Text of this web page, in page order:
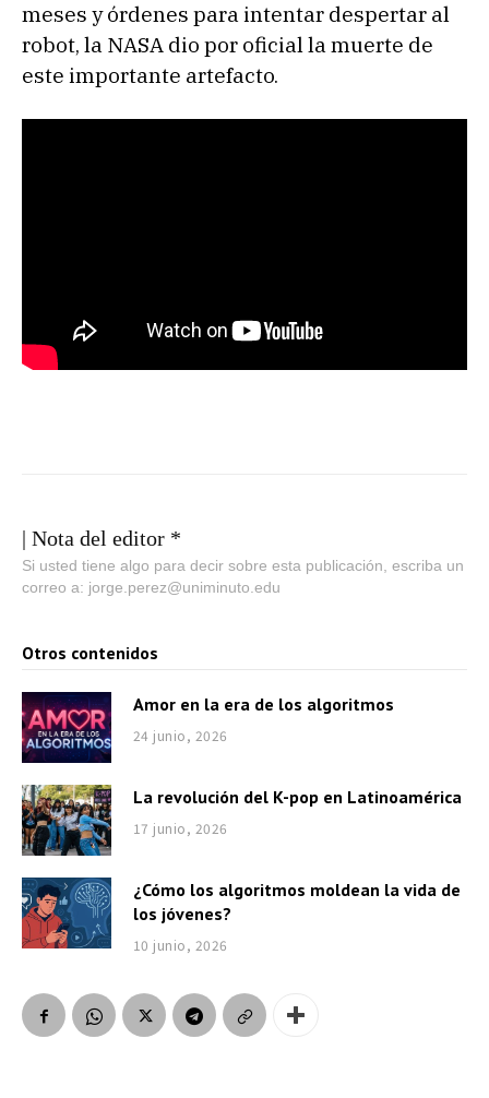
meses y órdenes para intentar despertar al
robot, la NASA dio por oficial la muerte de
este importante artefacto.
| Nota del editor *
Si usted tiene algo para decir sobre esta publicación, escriba un
correo a: jorge.perez@uniminuto.edu
Otros contenidos
Amor en la era de los algoritmos
24 junio, 2026
La revolución del K-pop en Latinoamérica
17 junio, 2026
¿Cómo los algoritmos moldean la vida de
los jóvenes?
10 junio, 2026